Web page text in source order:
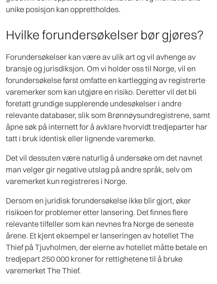
unike posisjon kan opprettholdes.
Hvilke forundersøkelser bør gjøres?
Forundersøkelser kan være av ulik art og vil avhenge av
bransje og jurisdiksjon. Om vi holder oss til Norge, vil en
forundersøkelse først omfatte en kartlegging av registrerte
varemerker som kan utgjøre en risiko. Deretter vil det bli
foretatt grundige supplerende undesøkelser i andre
relevante databaser, slik som Brønnøysundregistrene, samt
åpne søk på internett for å avklare hvorvidt tredjeparter har
tatt i bruk identisk eller lignende varemerke.
Det vil dessuten være naturlig å undersøke om det navnet
man velger gir negative utslag på andre språk, selv om
varemerket kun registreres i Norge.
Dersom en juridisk forundersøkelse ikke blir gjort, øker
risikoen for problemer etter lansering. Det finnes flere
relevante tilfeller som kan nevnes fra Norge de seneste
årene. Et kjent eksempel er lanseringen av hotellet The
Thief på Tjuvholmen, der eierne av hotellet måtte betale en
tredjepart 250 000 kroner for rettighetene til å bruke
varemerket The Thief.